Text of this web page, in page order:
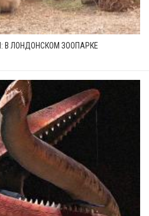
В ЛОНДОНСКОМ ЗООПАРКЕ